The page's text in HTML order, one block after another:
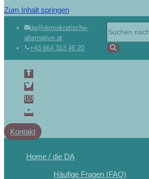
Zum Inhalt springen
da@demokratische-
alternative.at
+43 664 313 46 20
Kontakt
Home / die DA
Häufige Fragen (FAQ)